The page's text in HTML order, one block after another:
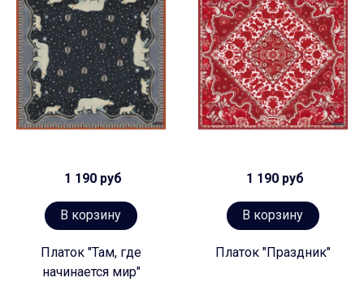
1 190 руб
В корзину
Платок "Там, где
начинается мир"
1 190 руб
В корзину
Платок "Праздник"